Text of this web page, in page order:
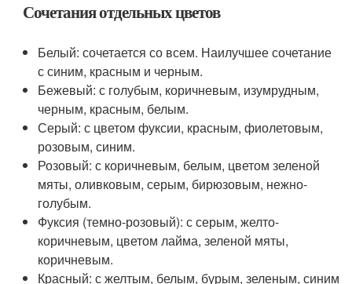
Сочетания отдельных цветов
Белый: сочетается со всем. Наилучшее сочетание
с синим, красным и черным.
Бежевый: с голубым, коричневым, изумрудным,
черным, красным, белым.
Серый: с цветом фуксии, красным, фиолетовым,
розовым, синим.
Розовый: с коричневым, белым, цветом зеленой
мяты, оливковым, серым, бирюзовым, нежно-
голубым.
Фуксия (темно-розовый): с серым, желто-
коричневым, цветом лайма, зеленой мяты,
коричневым.
Красный: с желтым, белым, бурым, зеленым, синим